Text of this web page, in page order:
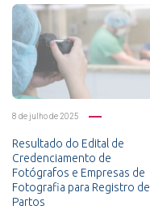
8 de julho de 2025
Resultado do Edital de
Credenciamento de
Fotógrafos e Empresas de
Fotografia para Registro de
Partos